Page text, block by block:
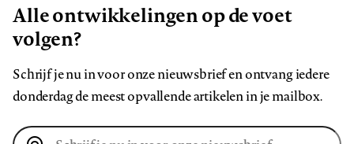
Alle ontwikkelingen op de voet
volgen?
Schrijf je nu in voor onze nieuwsbrief en ontvang iedere
donderdag de meest opvallende artikelen in je mailbox.